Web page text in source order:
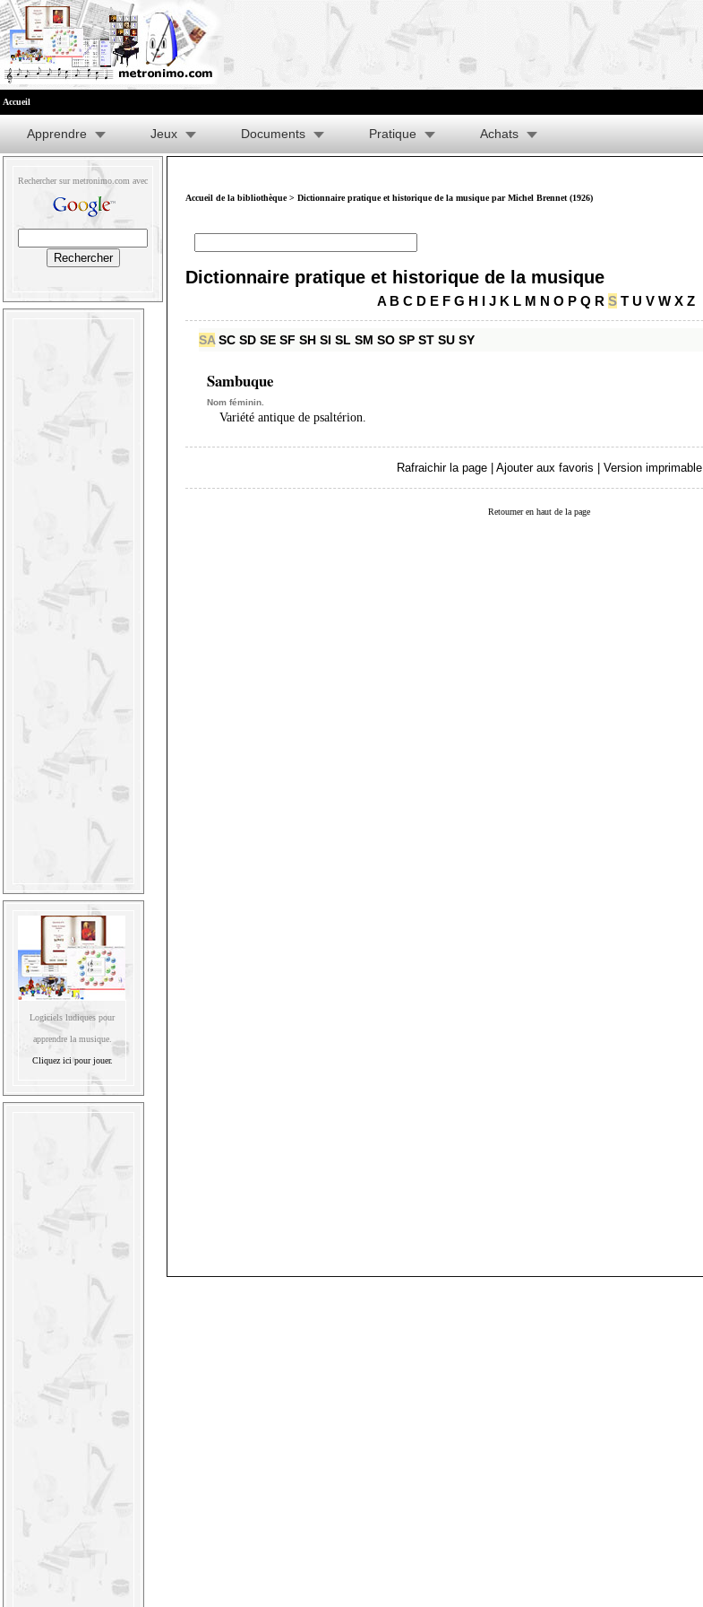
Accueil
Apprendre Jeux Documents Pratique Achats
Rechercher sur metronimo.com avec
Logiciels ludiques pour
apprendre la musique.
Cliquez ici pour jouer.
Accueil de la bibliothèque> Dictionnaire pratique et historique de la musique par Michel Brennet (1926)
Dictionnaire pratique et historique de la musique
A B C D E F G H I J K L M N O P Q R S T U V W X Z
SA SC SD SE SF SH SI SL SM SO SP ST SU SY
Sambuque
Nom féminin.
Variété antique de psaltérion.
Rafraichir la page | Ajouter aux favoris | Version imprimable
Retourner en haut de la page